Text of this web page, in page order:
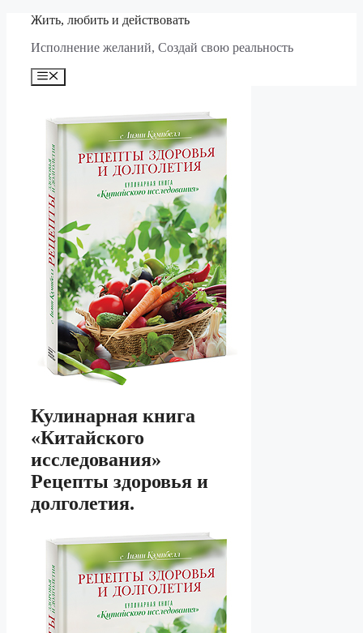
Перейти
содержимому
Жить, любить и действовать
Исполнение желаний, Создай свою реальность
Меню
Кулинарная книга
«Китайского
исследования»
Рецепты здоровья и
долголетия.